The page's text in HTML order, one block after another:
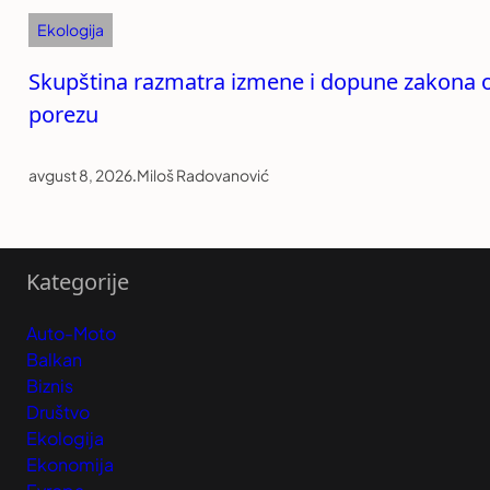
Ekologija
Skupština razmatra izmene i dopune
porezu
avgust 8, 2026.Miloš Radovanović
Kategorije
Auto-Moto
Balkan
Biznis
Društvo
Ekologija
Ekonomija